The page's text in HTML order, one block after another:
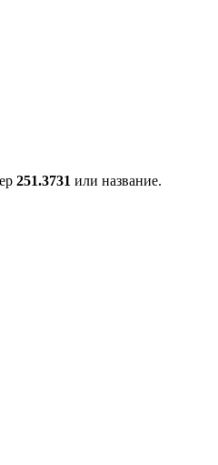
251.3731 или название.